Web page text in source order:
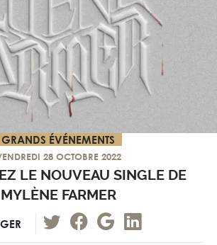
GRANDS ÉVÉNEMENTS
28 OCTOBRE 2022
LE NOUVEAU SINGLE DE
MYLÈNE FARMER